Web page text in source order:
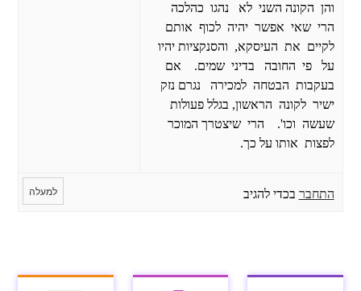
והן הקונה השני לא נהגו כהלכה
הרי שאי אפשר יהיה לכוף אותם
לקיים את העיסקא, והסנקציות יהיו
על פי החובה בדיני שמים. אם
בעקבות הבטחה למכירה נגרם נזק
ישיר לקונה הראשון, בגלל פעולות
שעשה וכו'. הרי שיצטרך המוכר
לפצות אותו על כך.
למעלה התחבר בכדי להגיב